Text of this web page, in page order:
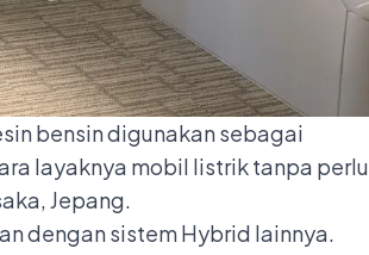
bensin digunakan sebagai
layaknya mobil listrik tanpa perlu
Jepang.
dengan sistem Hybrid lainnya.